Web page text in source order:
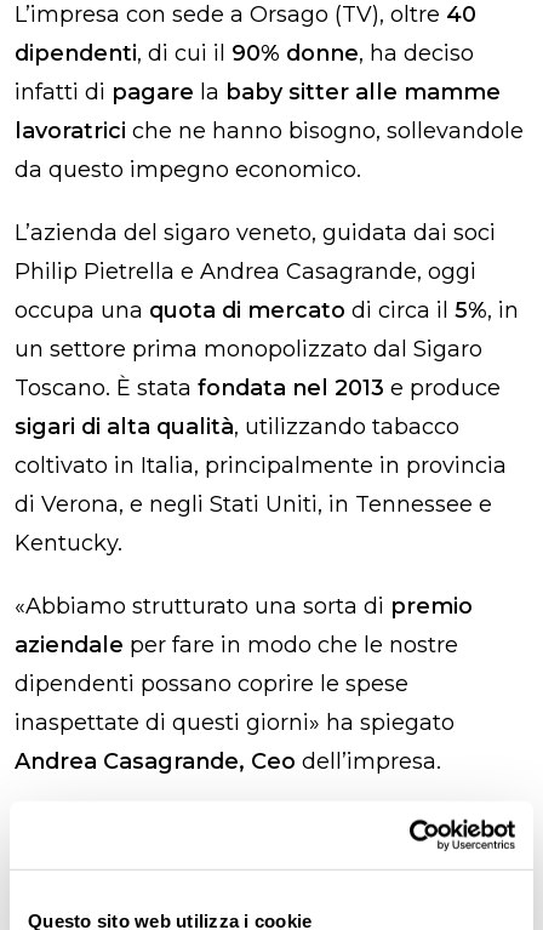
Questo sito web utilizza i cookie
L’impresa con sede a Orsago (TV), oltre 40
dipendenti, di cui il 90% donne, ha deciso
infatti di pagare la baby sitter alle mamme
lavoratrici che ne hanno bisogno, sollevandole
da questo impegno economico.
L’azienda del sigaro veneto, guidata dai soci
Philip Pietrella e Andrea Casagrande, oggi
occupa una quota di mercato di circa il 5%, in
un settore prima monopolizzato dal Sigaro
Toscano. È stata fondata nel 2013 e produce
sigari di alta qualità, utilizzando tabacco
coltivato in Italia, principalmente in provincia
di Verona, e negli Stati Uniti, in Tennessee e
Kentucky.
«Abbiamo strutturato una sorta di premio
aziendale per fare in modo che le nostre
dipendenti possano coprire le spese
inaspettate di questi giorni» ha spiegato
Andrea Casagrande, Ceo dell’impresa.